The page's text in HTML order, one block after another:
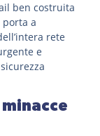
ben costruita
a
rete
e